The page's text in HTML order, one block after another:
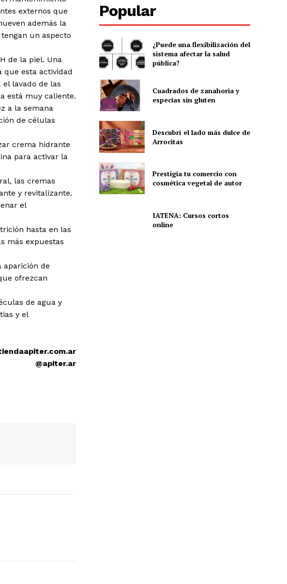
externos que
además la
un aspecto
de la piel. Una
que esta actividad
lavado de las
está muy caliente.
a la semana
de células
crema hidrante
para activar la
las cremas
y revitalizante.
el
hasta en las
más expuestas
aparición de
ofrezcan
de agua y
y el
@apiter.ar
Popular
¿Puede una flexibilización del
sistema afectar la salud
pública?
Cuadrados de zanahoria y
especias sin gluten
Descubrí el lado más dulce de
Arrocitas
Prestigia tu comercio con
cosmética vegetal de autor
IATENA: Cursos cortos
online